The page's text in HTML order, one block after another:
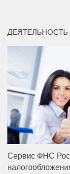
ДЕЯТЕЛЬНОСТЬ
Сервис ФНС